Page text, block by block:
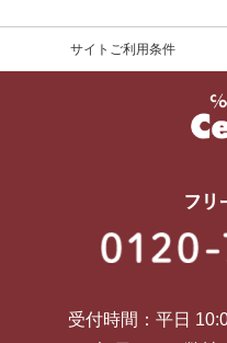
サイトご利用条件
受付時間：平日